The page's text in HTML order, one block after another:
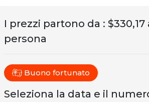
I prezzi partono da : $330,17
persona
Buono fortunato
Seleziona la data e il